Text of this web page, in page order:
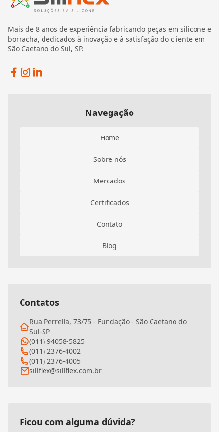
Mais de 8 anos de experiência fabricando peças em silicone e
borracha, dedicados à inovação e à satisfação do cliente em
São Caetano do Sul, SP.
Facebook
Instagram
Navegação
Home
Sobre nós
Mercados
Certificados
Contato
Blog
Contatos
Rua Perrella, 73/75 - Fundação - São Caetano do
Sul-SP
(011) 94058-5825
(011) 2376-4002
(011) 2376-4005
sillflex@sillflex.com.br
Ficou com alguma dúvida?